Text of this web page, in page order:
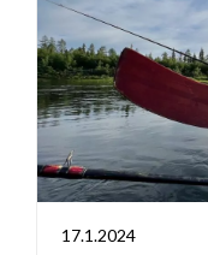
17.1.2024